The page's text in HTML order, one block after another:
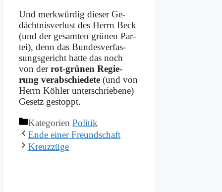
Und merk­wür­dig die­ser Ge­
dächt­nis­ver­lust des Herrn Beck
(und der ge­sam­ten grü­nen Par­
tei), denn das Bun­des­ver­fas­
sungs­ge­richt hat­te das noch
von derrot-grü­nen Re­gie­
rung ver­ab­schie­de­te (und von
Herrn Köh­ler un­ter­schrie­be­ne)
Ge­setz ge­stoppt.
Kategorien Politik
En­de ei­ner Freund­schaft
Kreuz­zü­ge